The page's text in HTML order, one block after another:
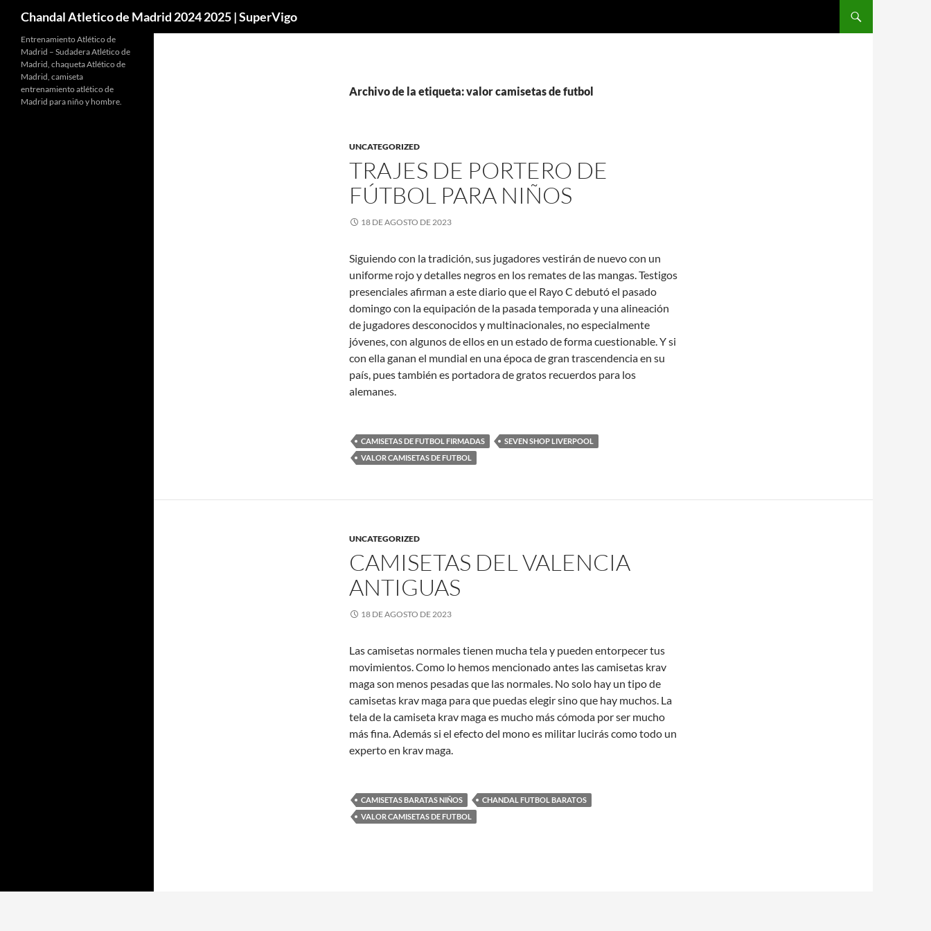
Chandal Atletico de Madrid 2024 2025 | SuperVigo
Archivo de la etiqueta: valor camisetas de futbol
UNCATEGORIZED
TRAJES DE PORTERO DE
FÚTBOL PARA NIÑOS
18 DE AGOSTO DE 2023
Siguiendo con la tradición, sus jugadores vestirán de nuevo con un
uniforme rojo y detalles negros en los remates de las mangas. Testigos
presenciales afirman a este diario que el Rayo C debutó el pasado
domingo con la equipación de la pasada temporada y una alineación
de jugadores desconocidos y multinacionales, no especialmente
jóvenes, con algunos de ellos en un estado de forma cuestionable. Y si
con ella ganan el mundial en una época de gran trascendencia en su
país, pues también es portadora de gratos recuerdos para los
alemanes.
CAMISETAS DE FUTBOL FIRMADAS
SEVEN SHOP LIVERPOOL
VALOR CAMISETAS DE FUTBOL
UNCATEGORIZED
CAMISETAS DEL VALENCIA
ANTIGUAS
18 DE AGOSTO DE 2023
Las camisetas normales tienen mucha tela y pueden entorpecer tus
movimientos. Como lo hemos mencionado antes las camisetas krav
maga son menos pesadas que las normales. No solo hay un tipo de
camisetas krav maga para que puedas elegir sino que hay muchos. La
tela de la camiseta krav maga es mucho más cómoda por ser mucho
más fina. Además si el efecto del mono es militar lucirás como todo un
experto en krav maga.
CAMISETAS BARATAS NIÑOS
CHANDAL FUTBOL BARATOS
VALOR CAMISETAS DE FUTBOL
Entrenamiento Atlético de
Madrid – Sudadera Atlético de
Madrid, chaqueta Atlético de
Madrid, camiseta
entrenamiento atlético de
Madrid para niño y hombre.